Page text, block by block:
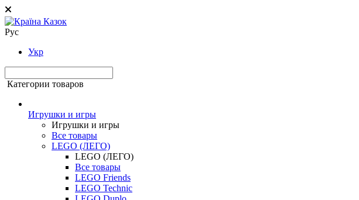
Рус
Укр
Категории товаров
Игрушки и игры
Игрушки и игры
Все товары
LEGO (ЛЕГО)
LEGO (ЛЕГО)
Все товары
LEGO Friends
LEGO Technic